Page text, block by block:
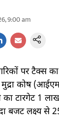
9:00 am
पर टैक्स
मुद्रा कोष
का टारगेट 1
बजट लक्ष्य से